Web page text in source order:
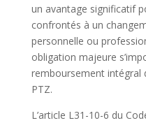
un avantage significatif
confrontés à un
personnelle ou
obligation majeure
remboursement intégral
PTZ.
L’article L31-10-6 du